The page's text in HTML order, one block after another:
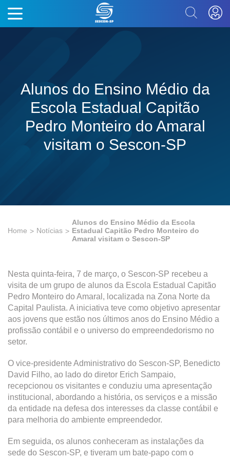
Alunos do Ensino Médio da
Escola Estadual Capitão
Pedro Monteiro do Amaral
visitam o Sescon-SP
Home Notícias
Alunos do Ensino Médio da Escola
Estadual Capitão Pedro Monteiro do
Amaral visitam o Sescon-SP
Nesta quinta-feira, 7 de março, o Sescon-SP recebeu a
visita de um grupo de alunos da Escola Estadual Capitão
Pedro Monteiro do Amaral, localizada na Zona Norte da
Capital Paulista. A iniciativa teve como objetivo apresentar
aos jovens que estão nos últimos anos do Ensino Médio a
profissão contábil e o universo do empreendedorismo no
setor.
O vice-presidente Administrativo do Sescon-SP, Benedicto
David Filho, ao lado do diretor Erich Sampaio,
recepcionou os visitantes e conduziu uma apresentação
institucional, abordando a história, os serviços e a missão
da entidade na defesa dos interesses da classe contábil e
para melhoria do ambiente empreendedor.
Em seguida, os alunos conheceram as instalações da
sede do Sescon-SP, e tiveram um bate-papo com o